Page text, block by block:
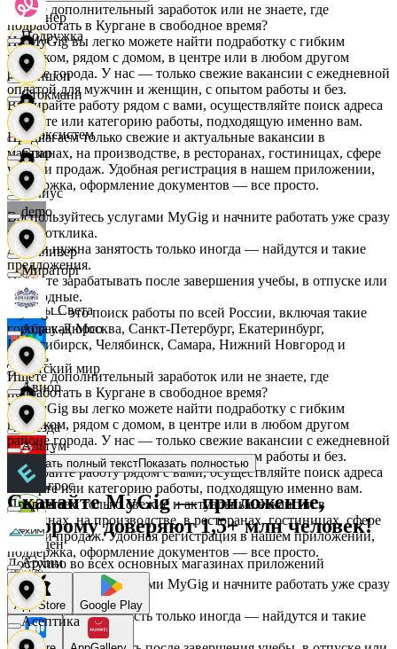
Вайнер
Ваншоп
Ворксистем
Гелиус
Гулливер
Дары Света
Детский мир
Звезда
Зельгрос
Зенден
Инканто
Подружка
Стокманн
Cпар
demo
Мираторг
Абрау-Дюрсо
Авиор
Альтум
Аркета
Архим
Асептика
Ищете дополнительный заработок или не знаете, где
подработать в Кургане в свободное время?
На MyGig вы легко можете найти подработку с гибким
графиком, рядом с домом, в центре или в любом другом
районе города. У нас — только свежие вакансии с ежедневной
оплатой для мужчин и женщин, с опытом работы и без.
Выбирайте работу рядом с вами, осуществляйте поиск адреса
на карте или категорию работы, подходящую именно вам.
Предлагаем только свежие и актуальные вакансии в
магазинах, на производстве, в ресторанах, гостиницах, сфере
услуг и продаж. Удобная регистрация в нашем приложении,
поддержка, оформление документов — все просто.
Воспользуйтесь услугами MyGig и начните работать уже сразу
после отклика.
А если нужна занятость только иногда — найдутся и такие
предложения.
Начните зарабатывать после завершения учебы, в отпуске или
в выходные.
MyGig — это поиск работы по всей России, включая такие
города как Москва, Санкт-Петербург, Екатеринбург,
Новосибирск, Челябинск, Самара, Нижний Новгород и
другие.
Ищете дополнительный заработок или не знаете, где
подработать в Кургане в свободное время?
На MyGig вы легко можете найти подработку с гибким
графиком, рядом с домом, в центре или в любом другом
районе города. У нас — только свежие вакансии с ежедневной
оплатой для мужчин и женщин, с опытом работы и без.
Выбирайте работу рядом с вами, осуществляйте поиск адреса
на карте или категорию работы, подходящую именно вам.
Предлагаем только свежие и актуальные вакансии в
магазинах, на производстве, в ресторанах, гостиницах, сфере
услуг и продаж. Удобная регистрация в нашем приложении,
поддержка, оформление документов — все просто.
Воспользуйтесь услугами MyGig и начните работать уже сразу
после отклика.
А если нужна занятость только иногда — найдутся и такие
предложения.
Показать полный текстПоказать полностью
Скачайте MyGig — приложение,
которому доверяют 1,5+ млн человек!
Доступно во всех основных магазинах приложений
App Store Google Play